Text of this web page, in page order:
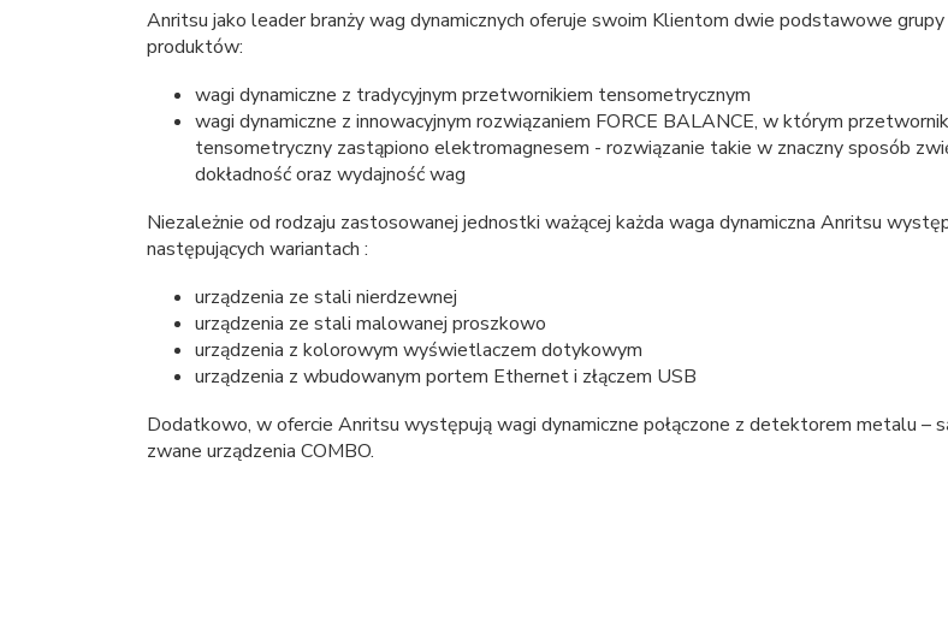
Anritsu jako leader branży wag dynamicznych oferuje swoim Klientom dwie podstawowe grupy
produktów:
wagi dynamiczne z tradycyjnym przetwornikiem tensometrycznym
wagi dynamiczne z innowacyjnym rozwiązaniem FORCE BALANCE, w którym przetwornik
tensometryczny zastąpiono elektromagnesem - rozwiązanie takie w znaczny sposób
dokładność oraz wydajność wag
Niezależnie od rodzaju zastosowanej jednostki ważącej każda waga dynamiczna Anritsu
następujących wariantach :
urządzenia ze stali nierdzewnej
urządzenia ze stali malowanej proszkowo
urządzenia z kolorowym wyświetlaczem dotykowym
urządzenia z wbudowanym portem Ethernet i złączem USB
Dodatkowo, w ofercie Anritsu występują wagi dynamiczne połączone z detektorem metalu –
zwane urządzenia COMBO.